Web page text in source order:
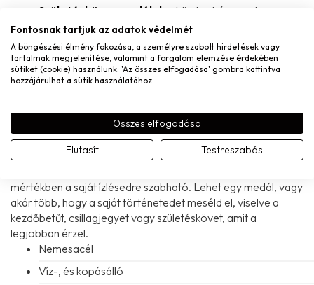
Születésköves medálok
– Minden hónapnak megvan
a saját köve, így egy születésnapi ajándék még
személyesebbé válik.
Láncok: A három különböző lánc lehetősége segítségével
könnyedén illesztheted az ékszert a saját stílusodhoz. Válassz
erősebb, domináns láncot, hogy igazán kiemelkedő legyen a
Kombináld a medálokat tetszésed szerint!
A legjobb rész, hogy a választott medálokat bármilyen
mértékben a saját ízlésedre szabható. Lehet egy medál, vagy
akár több, hogy a saját történetedet meséld el, viselve a
kezdőbetűt, csillagjegyet vagy születéskövet, amit a
legjobban érzel.
Nemesacél
Víz-, és kopásálló
Fontosnak tartjuk az adatok védelmét
A böngészési élmény fokozása, a személyre szabott hirdetések vagy
tartalmak megjelenítése, valamint a forgalom elemzése érdekében
sütiket (cookie) használunk. 'Az összes elfogadása' gombra kattintva
hozzájárulhat a sütik használatához.
Összes elfogadása
Elutasít Testreszabás